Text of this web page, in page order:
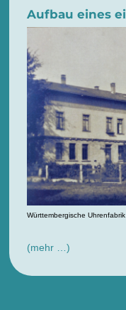
Aufbau eines
Württembergische
(mehr …)